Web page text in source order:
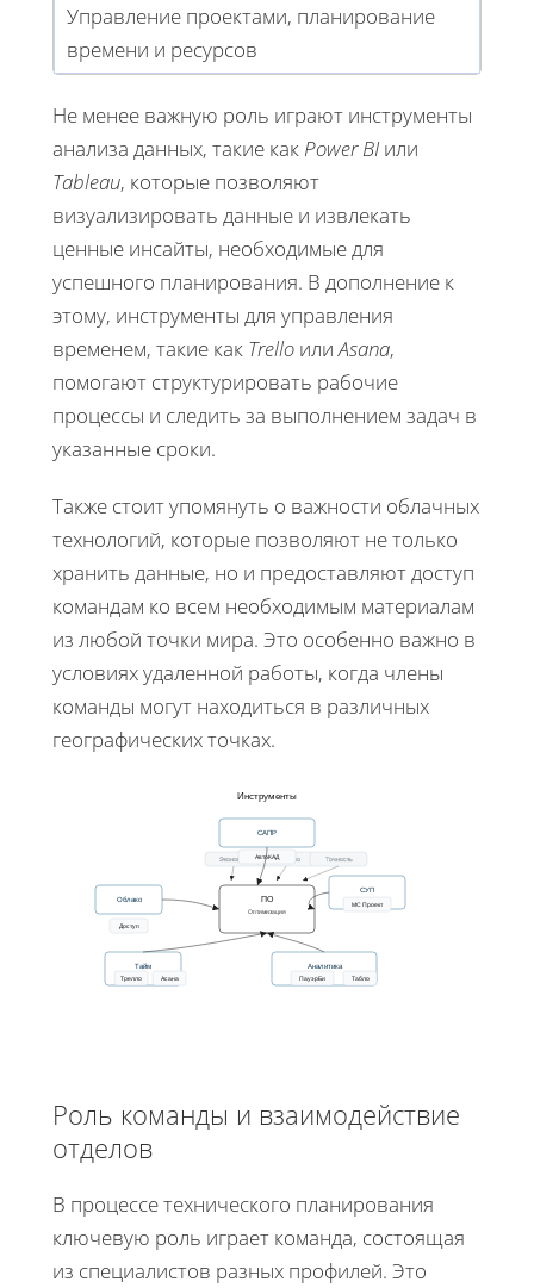
Управление проектами, планирование
времени и ресурсов
Не менее важную роль играют инструменты
анализа данных, такие как Power BIили
Tableau, которые позволяют
визуализировать данные и извлекать
ценные инсайты, необходимые для
успешного планирования. В дополнение к
этому, инструменты для управления
временем, такие как Trello илиAsana,
помогают структурировать рабочие
процессы и следить за выполнением задач в
указанные сроки.
Также стоит упомянуть о важности облачных
технологий, которые позволяют не только
хранить данные, но и предоставляют доступ
командам ко всем необходимым материалам
из любой точки мира. Это особенно важно в
условиях удаленной работы, когда члены
команды могут находиться в различных
географических точках.
Инструменты
Экономия Качество Точность
ПО
Оптимизация
САПР
АвтоКАД
Облако
Доступ
СУП
МС Проект
Аналитика
ПауэрБи
Табло
Тайм
Трелло
Асана
Роль команды и взаимодействие
отделов
В процессе технического планирования
ключевую роль играет команда, состоящая
из специалистов разных профилей. Это